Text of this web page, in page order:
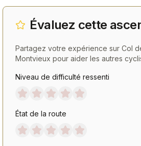
mm
VoirÉvaluez cette
Partagez votre expérience surCol
Montvieux pour aider les autres
Niveau de difficulté ressenti
État de la route